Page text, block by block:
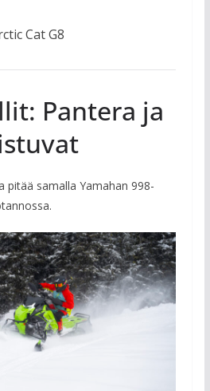
Cat G8
Pantera ja
pitää samalla Yamahan 998-